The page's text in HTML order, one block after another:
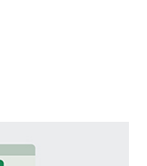
人用户的理想之地。